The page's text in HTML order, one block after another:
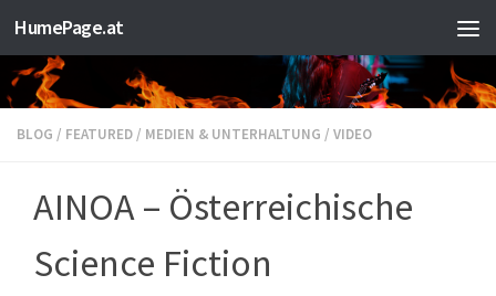
Zum Inhalt springen
HumePage.at
BLOG / FEATURED / MEDIEN & UNTERHALTUNG / VIDEO
AINOA – Österreichische
Science Fiction